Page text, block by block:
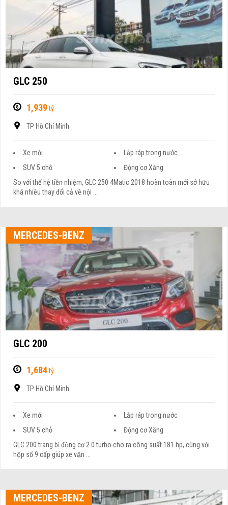
GLC 250
1,939tỷ
TP Hồ Chí Minh
Xe mới
Lắp ráp trong nước
SUV 5 chỗ
Động cơ Xăng
So với thế hệ tiền nhiệm, GLC 250 4Matic 2018 hoàn toàn mới sở hữu
khá nhiều thay đổi cả về nội ...
MERCEDES-BENZ
GLC 200
1,684tỷ
TP Hồ Chí Minh
Xe mới
Lắp ráp trong nước
SUV 5 chỗ
Động cơ Xăng
GLC 200 trang bị động cơ 2.0 turbo cho ra công suất 181 hp, cùng với
hộp số 9 cấp giúp xe vận ...
MERCEDES-BENZ